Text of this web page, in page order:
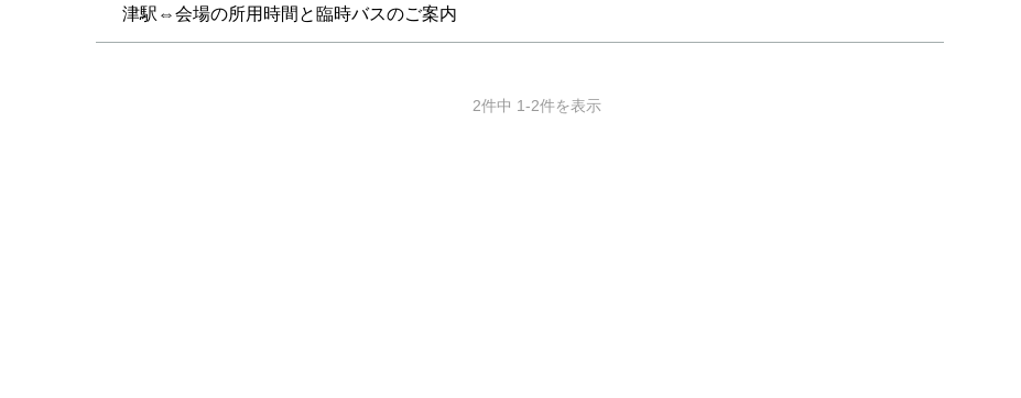
津駅⇔会場の所用時間と臨時バスのご案内
2件中 1-2件を表示